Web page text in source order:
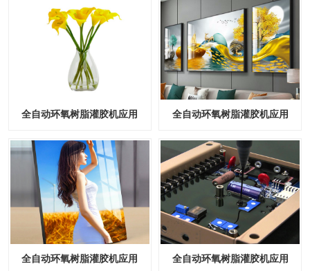
全自动环氧树脂灌胶机应用 全自动环氧树脂灌胶机应用
全自动环氧树脂灌胶机应用 全自动环氧树脂灌胶机应用